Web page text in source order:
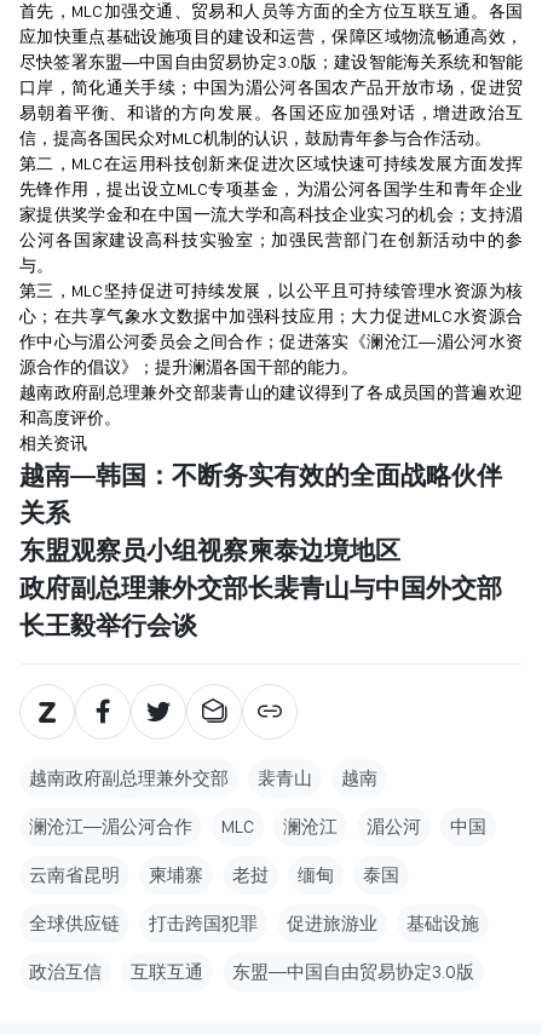
首先，MLC加强交通、贸易和人员等方面的全方位互联互通。各国
应加快重点基础设施项目的建设和运营，保障区域物流畅通高效，
尽快签署东盟—中国自由贸易协定3.0版；建设智能海关系统和智能
口岸，简化通关手续；中国为湄公河各国农产品开放市场，促进贸
易朝着平衡、和谐的方向发展。各国还应加强对话，增进政治互
信，提高各国民众对MLC机制的认识，鼓励青年参与合作活动。
第二，MLC在运用科技创新来促进次区域快速可持续发展方面发挥
先锋作用，提出设立MLC专项基金，为湄公河各国学生和青年企业
家提供奖学金和在中国一流大学和高科技企业实习的机会；支持湄
公河各国家建设高科技实验室；加强民营部门在创新活动中的参
与。
第三，MLC坚持促进可持续发展，以公平且可持续管理水资源为核
心；在共享气象水文数据中加强科技应用；大力促进MLC水资源合
作中心与湄公河委员会之间合作；促进落实《澜沧江—湄公河水资
源合作的倡议》；提升澜湄各国干部的能力。
越南政府副总理兼外交部裴青山的建议得到了各成员国的普遍欢迎
和高度评价。
相关资讯
越南—韩国：不断务实有效的全面战略伙伴
关系
东盟观察员小组视察柬泰边境地区
政府副总理兼外交部长裴青山与中国外交部
长王毅举行会谈
越南政府副总理兼外交部 裴青山 越南
澜沧江—湄公河合作 MLC 澜沧江 湄公河 中国
云南省昆明 柬埔寨 老挝 缅甸 泰国
全球供应链 打击跨国犯罪 促进旅游业 基础设施
政治互信 互联互通 东盟—中国自由贸易协定3.0版